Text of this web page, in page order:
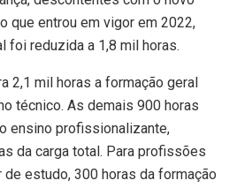
que entrou em vigor em 2022,
foi reduzida a 1,8 mil horas.
2,1 mil horas a formação geral
técnico. As demais 900 horas
ensino profissionalizante,
da carga total. Para profissões
estudo, 300 horas da formação